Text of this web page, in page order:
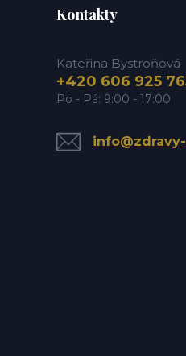
Kontakty
Kateřina Bystroňová
+420 606 925
Po - Pá: 9:00 - 17:00